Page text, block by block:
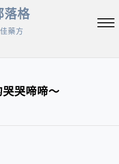
落格
藥方
哭哭啼啼～